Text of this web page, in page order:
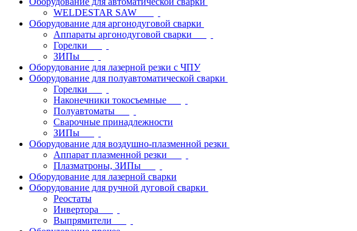
WELDESTAR SAW
Оборудование для аргонодуговой сварки
Аппараты аргонодуговой сварки
Горелки
ЗИПы
Оборудование для лазерной резки с ЧПУ
Оборудование для полуавтоматической сварки
Горелки
Наконечники токосъемные
Полуавтоматы
Сварочные принадлежности
ЗИПы
Оборудование для воздушно-плазменной резки
Аппарат плазменной резки
Плазматроны, ЗИПы
Оборудование для лазерной сварки
Оборудование для ручной дуговой сварки
Реостаты
Инвертора
Выпрямители